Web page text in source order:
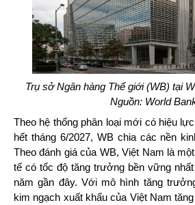
Trụ sở Ngân hàng Thế giới (WB) tại
Nguồn: World
Theo hệ thống phân loại mới có hiệu
hết tháng 6/2027, WB chia các nền
Theo đánh giá của WB, Việt Nam là
tế có tốc độ tăng trưởng bền vững
năm gần đây. Với mô hình tăng
kim ngạch xuất khẩu của Việt Nam